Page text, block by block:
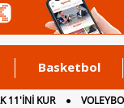
Basketbol
11'İNİ KUR